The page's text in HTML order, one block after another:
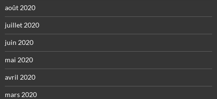
août 2020
juillet 2020
juin 2020
mai 2020
avril 2020
mars 2020